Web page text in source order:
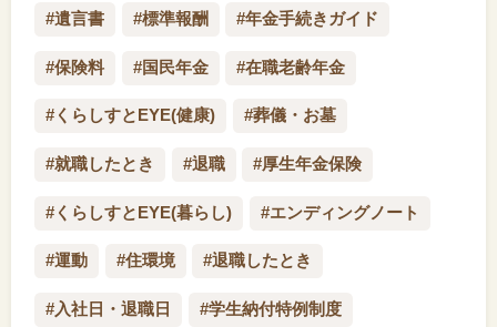
#遺言書 #標準報酬 #年金手続きガイド
#保険料 #国民年金 #在職老齢年金
#くらしすとEYE(健康) #葬儀・お墓
#就職したとき #退職 #厚生年金保険
#くらしすとEYE(暮らし) #エンディングノート
#運動 #住環境 #退職したとき
#入社日・退職日 #学生納付特例制度